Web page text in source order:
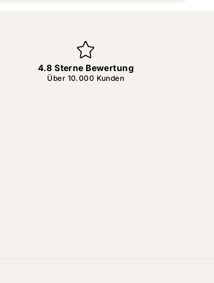
4.8 Sterne Bewertung
Über 10.000 Kunden